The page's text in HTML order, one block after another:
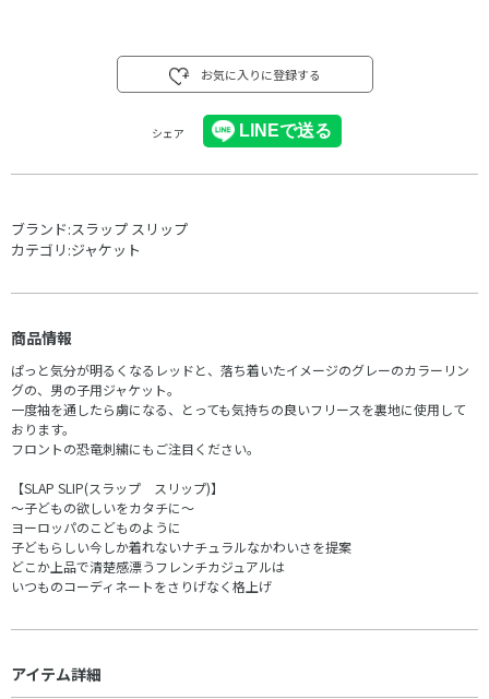
お気に入りに登録する
シェア
ブランド:スラップ スリップ
カテゴリ:ジャケット
商品情報
ぱっと気分が明るくなるレッドと、落ち着いたイメージのグレーのカラーリン
グの、男の子用ジャケット。
一度袖を通したら虜になる、とっても気持ちの良いフリースを裏地に使用して
おります。
フロントの恐竜刺繍にもご注目ください。
【SLAP SLIP(スラップ スリップ)】
～子どもの欲しいをカタチに～
ヨーロッパのこどものように
子どもらしい今しか着れないナチュラルなかわいさを提案
どこか上品で清楚感漂うフレンチカジュアルは
いつものコーディネートをさりげなく格上げ
アイテム詳細